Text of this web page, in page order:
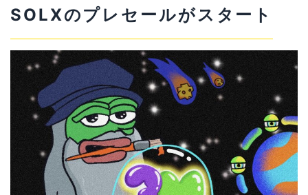
SOLXのプレセールがスタート